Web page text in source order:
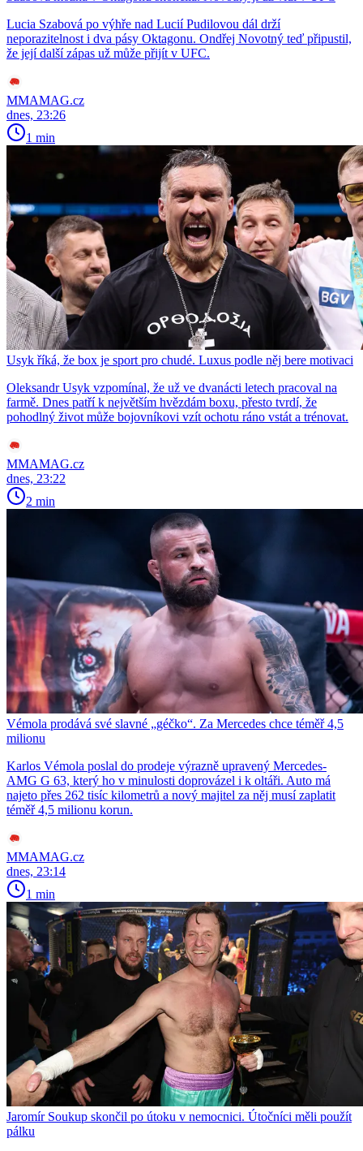
Lucia Szabová po výhře nad Lucií Pudilovou dál drží
neporazitelnost i dva pásy Oktagonu. Ondřej Novotný teď připustil,
že její další zápas už může přijít v UFC.
MMAMAG.cz
dnes, 23:26
1 min
Usyk říká, že box je sport pro chudé. Luxus podle něj bere motivaci
Oleksandr Usyk vzpomínal, že už ve dvanácti letech pracoval na
farmě. Dnes patří k největším hvězdám boxu, přesto tvrdí, že
pohodlný život může bojovníkovi vzít ochotu ráno vstát a trénovat.
MMAMAG.cz
dnes, 23:22
2 min
Vémola prodává své slavné „géčko“. Za Mercedes chce téměř 4,5
milionu
Karlos Vémola poslal do prodeje výrazně upravený Mercedes-
AMG G 63, který ho v minulosti doprovázel i k oltáři. Auto má
najeto přes 262 tisíc kilometrů a nový majitel za něj musí zaplatit
téměř 4,5 milionu korun.
MMAMAG.cz
dnes, 23:14
1 min
Jaromír Soukup skončil po útoku v nemocnici. Útočníci měli použít
pálku